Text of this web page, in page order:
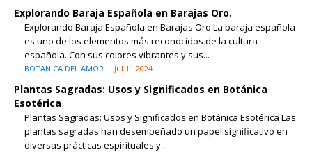
Explorando Baraja Española en Barajas Oro.
Explorando Baraja Española en Barajas Oro La baraja española
es uno de los elementos más reconocidos de la cultura
española. Con sus colores vibrantes y sus...
BOTANICA DEL AMOR Jul 11 2024
Plantas Sagradas: Usos y Significados en Botánica
Esotérica
Plantas Sagradas: Usos y Significados en Botánica Esotérica Las
plantas sagradas han desempeñado un papel significativo en
diversas prácticas espirituales y...